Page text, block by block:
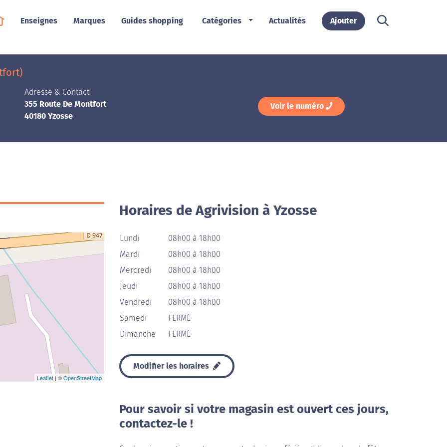
Enseignes Marques Guides shopping Catégories Actualités Ajouter
Adresse & Contact
355 Route De Montfort
40180 Yzosse
Voir le numéro
Leaflet | ©OpenStreetMap
Horaires de Agrivision à Yzosse
Lundi
08h00 à 18h00
Mardi
08h00 à 18h00
Mercredi
08h00 à 18h00
Jeudi
08h00 à 18h00
Vendredi
08h00 à 18h00
Samedi
FERMÉ
Dimanche
FERMÉ
Modifier les horaires
Pour savoir si votre magasin est ouvert ces jours,
contactez-le !